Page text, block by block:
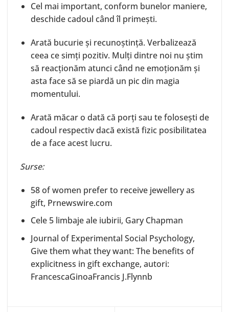
Cel mai important, conform bunelor maniere,
deschide cadoul când îl primești.
Arată bucurie și recunoștință. Verbalizează
ceea ce simți pozitiv. Mulți dintre noi nu știm
să reacționăm atunci când ne emoționăm și
asta face să se piardă un pic din magia
momentului.
Arată măcar o dată că porți sau te folosești de
cadoul respectiv dacă există fizic posibilitatea
de a face acest lucru.
Surse:
58 of women prefer to receive jewellery as
gift, Prnewswire.com
Cele 5 limbaje ale iubirii, Gary Chapman
Journal of Experimental Social Psychology,
Give them what they want: The benefits of
explicitness in gift exchange, autori:
FrancescaGinoaFrancis J.Flynnb